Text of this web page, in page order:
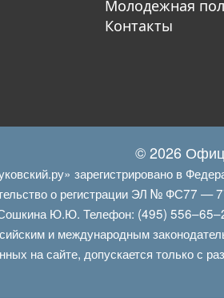
Молодежная
Контакты
© 2026
зарегистрировано в
о регистрации ЭЛ № ФС77 —
Ю.Ю. Телефон: (495)
и международным
на сайте, допускается только с